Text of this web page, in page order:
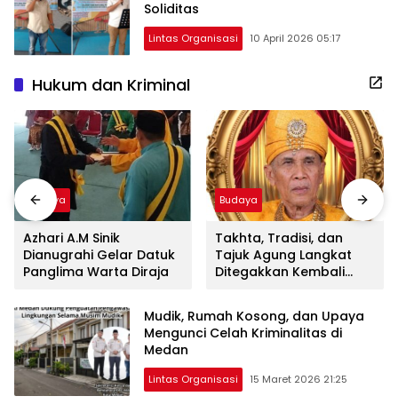
Soliditas
Lintas Organisasi 10 April 2026 05:17
Hukum dan Kriminal
Budaya
Azhari A.M Sinik
Dianugrahi Gelar Datuk
Panglima Warta Diraja
Budaya
Takhta, Tradisi, dan
Tajuk Agung Langkat
Ditegakkan Kembali
Maha Mulia Paduka Seri
Baginda Sultan
Rahmatsyah
Mudik, Rumah Kosong, dan Upaya
Mengunci Celah Kriminalitas di
Medan
Lintas Organisasi 15 Maret 2026 21:25